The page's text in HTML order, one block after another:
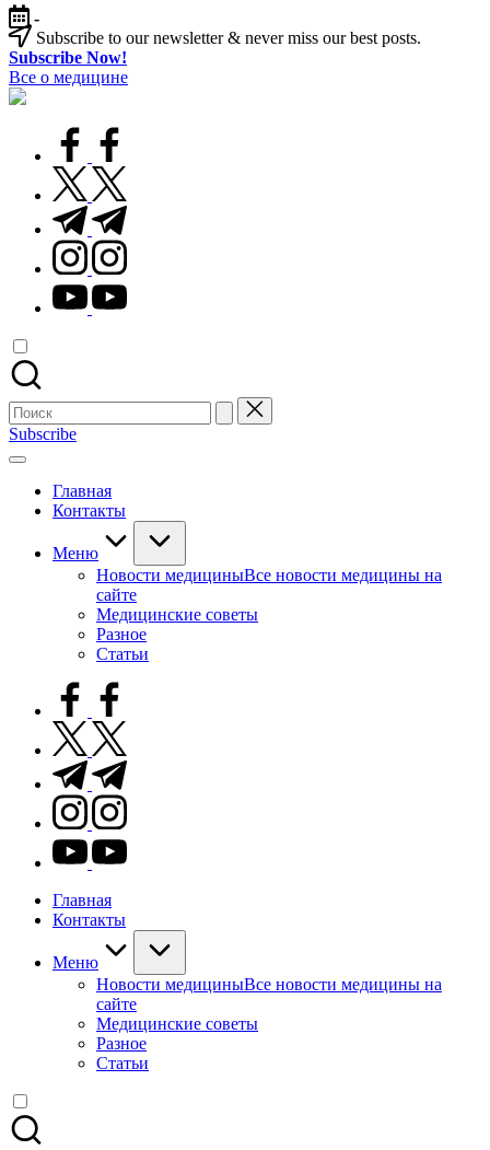
Перейти
к
содержимому
-
Subscribe to our newsletter & never miss our best posts.
Subscribe Now!
Все о медицине
Лечитесь
facebook.com
twitter.com
t.me
instagram.com
youtube.com
Поиск
для:
Subscribe
Главная
Контакты
Меню
Новости медициныВсе новости медицины на
сайте
Медицинские советы
Разное
Статьи
facebook.com
twitter.com
t.me
instagram.com
youtube.com
Главная
Контакты
Меню
Новости медициныВсе новости медицины на
сайте
Медицинские советы
Разное
Статьи